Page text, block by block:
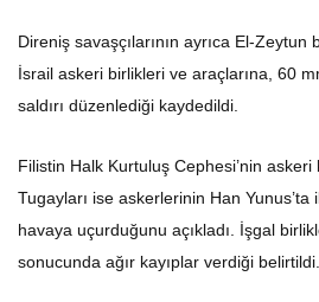
Direniş savaşçılarının ayrıca El-
İsrail askeri birlikleri ve araçlarına, 60
saldırı düzenlediği kaydedildi.
Filistin Halk Kurtuluş Cephesi’nin
Tugayları ise askerlerinin Han Yunus’ta
havaya uçurduğunu açıkladı. İşgal
sonucunda ağır kayıplar verdiği belirtildi.